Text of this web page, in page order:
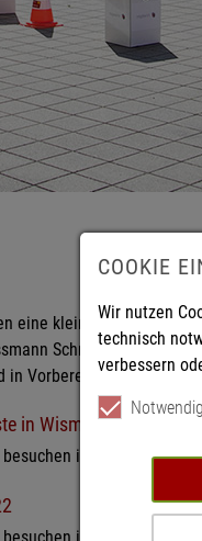
eine kleine Übersicht
Schmidt
in Vorbereitung und
in Wismar, 2022
im Herbst 2022
im Sommer 2022
COOKIE
Wir nutzen
technisch
verbessern